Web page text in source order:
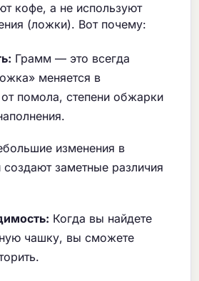
кофе, а не используют
(ложки). Вот почему:
Грамм — это всегда
меняется в
помола, степени обжарки
изменения в
заметные различия
Когда вы найдете
чашку, вы сможете